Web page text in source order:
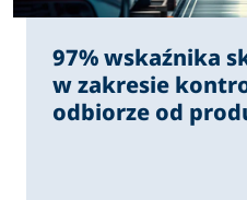
97% wskaźnika
w zakresie
odbiorze od